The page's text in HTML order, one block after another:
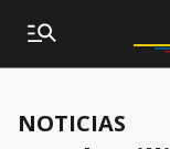
NOTICIAS